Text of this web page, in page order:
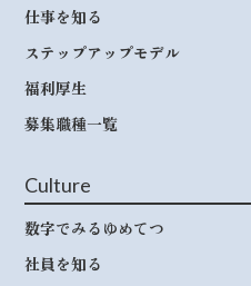
仕事を知る
ステップアップモデル
福利厚生
募集職種一覧
Culture
数字でみるゆめてつ
社員を知る